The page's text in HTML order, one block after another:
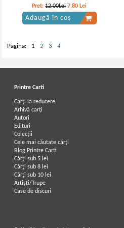
Pret:12,00Lei 7,80 Lei
Adaugă în coș
Pagina: 1 2 3 4
Printre Carti
Carți la reducere
Arhivă carți
Autori
Edituri
Colecții
Cele mai căutate cărți
Blog Printre Carti
Cărţi sub 5 lei
Cărţi sub 8 lei
Cărţi sub 10 lei
Artiști/Trupe
Case de discuri